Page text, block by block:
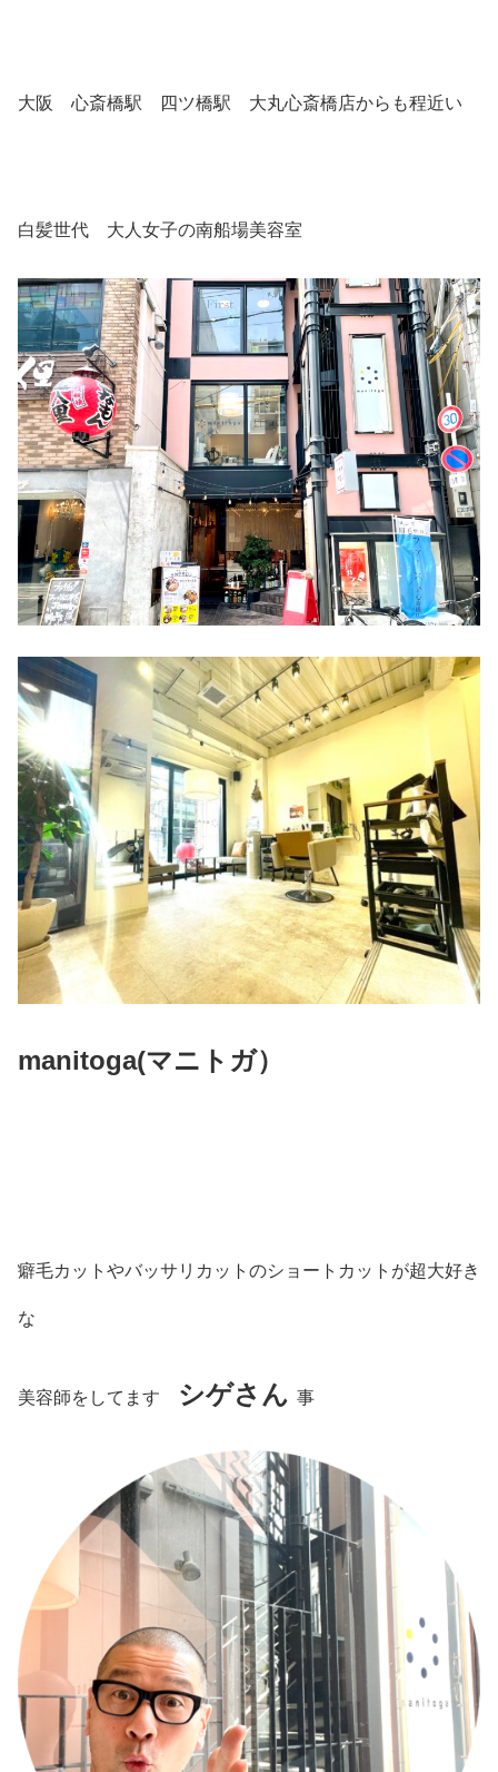
大阪 心斎橋駅 四ツ橋駅 大丸心斎橋店からも程近い
白髪世代 大人女子の南船場美容室
manitoga(マニトガ）
癖毛カットやバッサリカットのショートカットが超大好き
な
美容師をしてます シゲさん 事